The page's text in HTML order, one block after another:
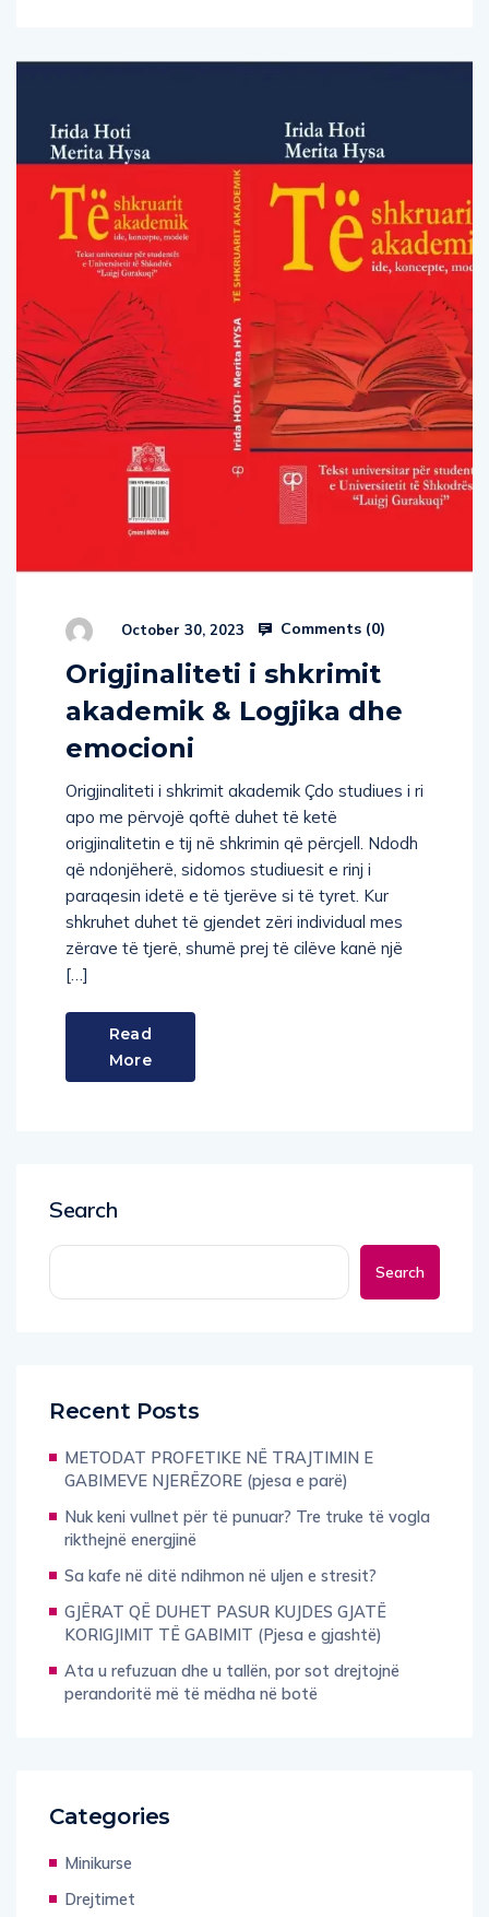
October 30, 2023 Comments (0)
Origjinaliteti i shkrimit
akademik & Logjika dhe
emocioni
Origjinaliteti i shkrimit akademik Çdo studiues i ri
apo me përvojë qoftë duhet të ketë
origjinalitetin e tij në shkrimin që përcjell. Ndodh
që ndonjëherë, sidomos studiuesit e rinj i
paraqesin idetë e të tjerëve si të tyret. Kur
shkruhet duhet të gjendet zëri individual mes
zërave të tjerë, shumë prej të cilëve kanë një
[…]
Read
More
Search
Search
Recent Posts
METODAT PROFETIKE NË TRAJTIMIN E
GABIMEVE NJERËZORE (pjesa e parë)
Nuk keni vullnet për të punuar? Tre truke të vogla
rikthejnë energjinë
Sa kafe në ditë ndihmon në uljen e stresit?
GJËRAT QË DUHET PASUR KUJDES GJATË
KORIGJIMIT TË GABIMIT (Pjesa e gjashtë)
Ata u refuzuan dhe u tallën, por sot drejtojnë
perandoritë më të mëdha në botë
Categories
Minikurse
Drejtimet